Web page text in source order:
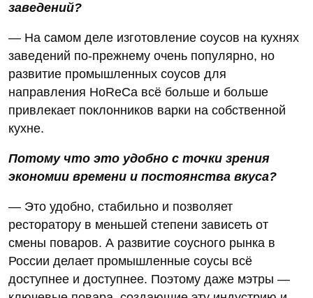
заведений?
— На самом деле изготовление соусов на кухнях
заведений по-прежнему очень популярно, но
развитие промышленных соусов для
направления HoReCa всё больше и больше
привлекает поклонников варки на собственной
кухне.
Потому что это удобно с точки зрения
экономии времени и постоянства вкуса?
— Это удобно, стабильно и позволяет
ресторатору в меньшей степени зависеть от
смены поваров. А развитие соусного рынка в
России делает промышленные соусы всё
доступнее и доступнее. Поэтому даже мэтры —